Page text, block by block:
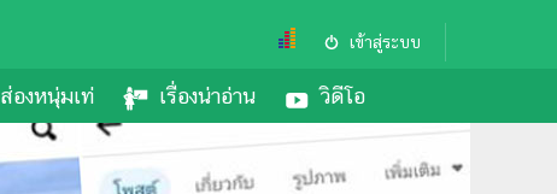
เข้าสู่ระบบ
ส่องหนุ่มเท่ เรื่องน่าอ่าน วิดีโอ